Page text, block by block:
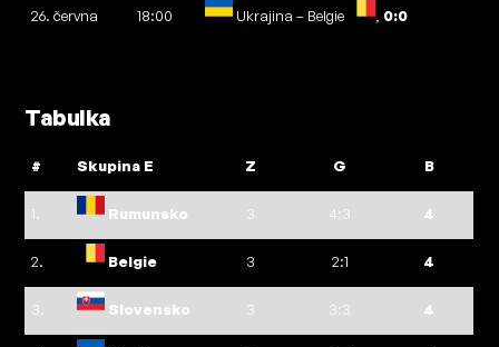
26. června 18:00 Ukrajina – Belgie 0:0
Tabulka
# Skupina E Z G B
1. Rumunsko 3 4:3 4
2. Belgie 3 2:1 4
3. Slovensko 3 3:3 4